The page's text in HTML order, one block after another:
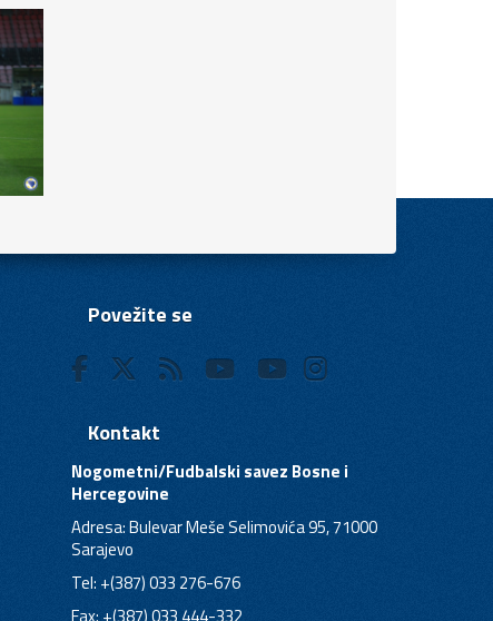
Povežite se
Kontakt
Nogometni/Fudbalski savez Bosne i
Hercegovine
Adresa: Bulevar Meše Selimovića 95, 71000
Sarajevo
Tel: +(387) 033 276-676